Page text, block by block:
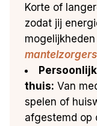
Korte of
zodat jij
mantelzorgers
thuis: Van
spelen of
afgestemd op